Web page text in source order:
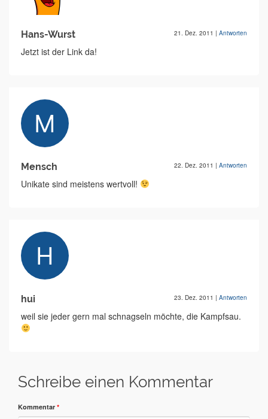
Hans-Wurst 21. Dez. 2011 | Antworten
Jetzt ist der Link da!
Mensch 22. Dez. 2011 | Antworten
Unikate sind meistens wertvoll!
hui 23. Dez. 2011 | Antworten
weil sie jeder gern mal schnagseln möchte, die Kampfsau.
Schreibe einen Kommentar
Kommentar *